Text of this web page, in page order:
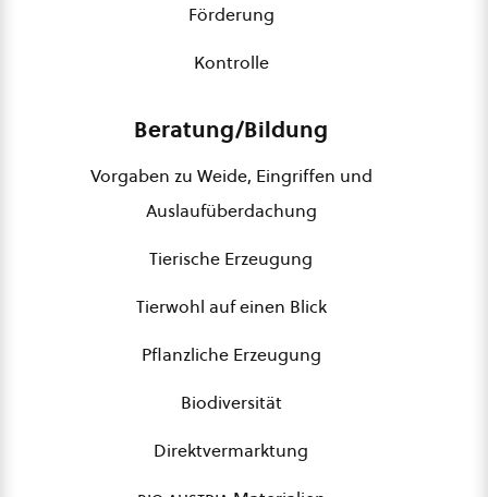
Förderung
Kontrolle
Beratung/Bildung
Vorgaben zu Weide, Eingriffen und
Auslaufüberdachung
Tierische Erzeugung
Tierwohl auf einen Blick
Pflanzliche Erzeugung
Biodiversität
Direktvermarktung